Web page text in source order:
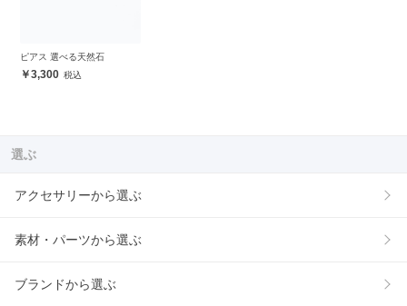
ピアス 選べる天然石
3,300
選ぶ
アクセサリーから選ぶ
素材・パーツから選ぶ
ブランドから選ぶ